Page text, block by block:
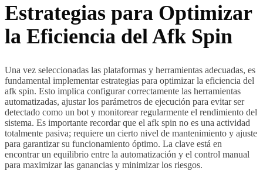
Estrategias para Optimizar
la Eficiencia del Afk Spin
Una vez seleccionadas las plataformas y herramientas adecuadas, es
fundamental implementar estrategias para optimizar la eficiencia del
afk spin. Esto implica configurar correctamente las herramientas
automatizadas, ajustar los parámetros de ejecución para evitar ser
detectado como un bot y monitorear regularmente el rendimiento del
sistema. Es importante recordar que el afk spin no es una actividad
totalmente pasiva; requiere un cierto nivel de mantenimiento y ajuste
para garantizar su funcionamiento óptimo. La clave está en
encontrar un equilibrio entre la automatización y el control manual
para maximizar las ganancias y minimizar los riesgos.